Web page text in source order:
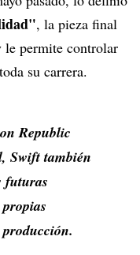
, la pieza final
le permite controlar
su carrera.
Republic
Swift también
futuras